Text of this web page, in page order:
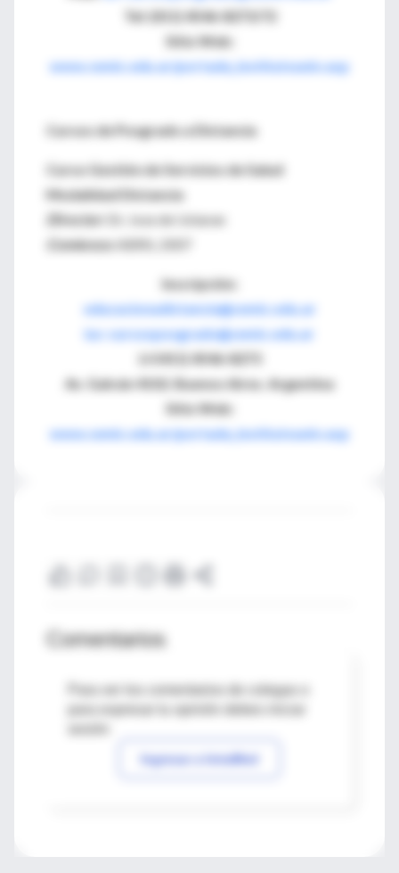
Tel: (011) 4546-8273/72
Sitio Web:
www.cemic.edu.ar/portada_institutouniv.asp
Cursos de Posgrado a Distancia
Curso Gestión de Servicios de Salud
Modalidad Distancia
Director:
Dr. Jose de Ustaran
Comienzo:ABRIL 2007
Inscripción:
educacionadistancia@cemic.edu.ar
iuc-cursosposgrado@cemic.edu.ar
(+5411) 4546-8273
Av. Galván 4102. Buenos Aires. Argentina
Sitio Web:
www.cemic.edu.ar/portada_institutouniv.asp
Comentarios
Para ver los comentarios de colegas o
Ingresar a IntraMed